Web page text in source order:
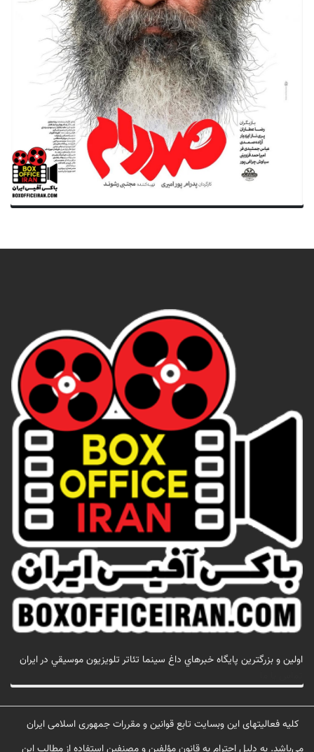
اولين و بزرگترين پايگاه خبرهاي داغ سينما تئاتر تلويزيون موسيقي در ايران
کلیه فعالیتهای این وبسایت تابع قوانین و مقررات جمهوری اسلامی ایران